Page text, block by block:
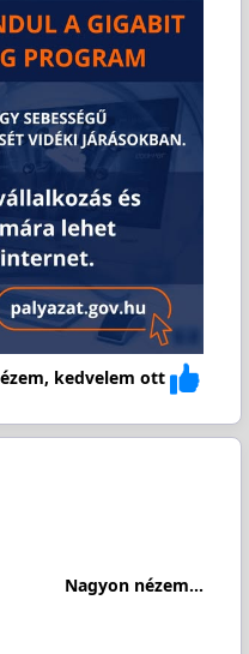
kedvelem ott
Nagyon nézem...